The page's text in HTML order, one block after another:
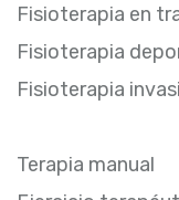
Fisioterapia en
Fisioterapia
Fisioterapia
Terapia manual